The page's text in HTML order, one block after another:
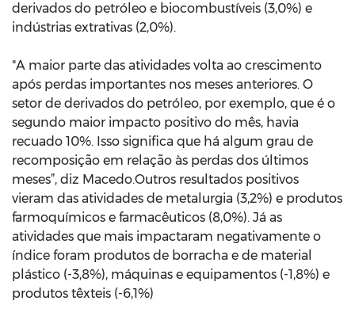
derivados do petróleo e biocombustíveis (3,0%) e
indústrias extrativas (2,0%).
"A maior parte das atividades volta ao crescimento
após perdas importantes nos meses anteriores. O
setor de derivados do petróleo, por exemplo, que é o
segundo maior impacto positivo do mês, havia
recuado 10%. Isso significa que há algum grau de
recomposição em relação às perdas dos últimos
meses”, diz Macedo.Outros resultados positivos
vieram das atividades de metalurgia (3,2%) e produtos
farmoquímicos e farmacêuticos (8,0%). Já as
atividades que mais impactaram negativamente o
índice foram produtos de borracha e de material
plástico (-3,8%), máquinas e equipamentos (-1,8%) e
produtos têxteis (-6,1%)